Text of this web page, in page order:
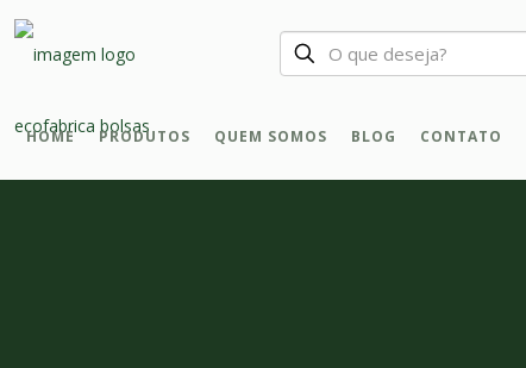
HOME PRODUTOS QUEM SOMOS BLOG CONTATO